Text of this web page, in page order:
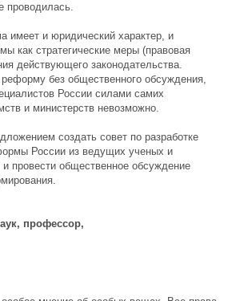
проводилась.
имеет и юридический характер, и
как стратегические меры (правовая
действующего законодательства.
реформу без общественного обсуждения,
России силами самих
и министерств невозможно.
создать совет по разработке
России из ведущих ученых и
и провести общественное обсуждение
профессор,